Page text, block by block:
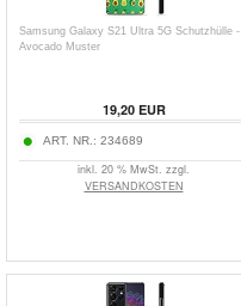
Samsung Galaxy S21 Ultra 5G Schutzhülle -
Avocado Muster
19,20EUR
ART. NR.: 234689
inkl. 20 % MwSt. zzgl.
VERSANDKOSTEN